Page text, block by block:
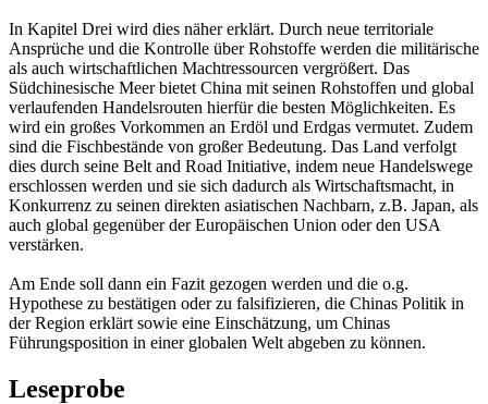
In Kapitel Drei wird dies näher erklärt. Durch neue territoriale
Ansprüche und die Kontrolle über Rohstoffe werden die militärische
als auch wirtschaftlichen Machtressourcen vergrößert. Das
Südchinesische Meer bietet China mit seinen Rohstoffen und global
verlaufenden Handelsrouten hierfür die besten Möglichkeiten. Es
wird ein großes Vorkommen an Erdöl und Erdgas vermutet. Zudem
sind die Fischbestände von großer Bedeutung. Das Land verfolgt
dies durch seine Belt and Road Initiative, indem neue Handelswege
erschlossen werden und sie sich dadurch als Wirtschaftsmacht, in
Konkurrenz zu seinen direkten asiatischen Nachbarn, z.B. Japan, als
auch global gegenüber der Europäischen Union oder den USA
verstärken.
Am Ende soll dann ein Fazit gezogen werden und die o.g.
Hypothese zu bestätigen oder zu falsifizieren, die Chinas Politik in
der Region erklärt sowie eine Einschätzung, um Chinas
Führungsposition in einer globalen Welt abgeben zu können.
Leseprobe